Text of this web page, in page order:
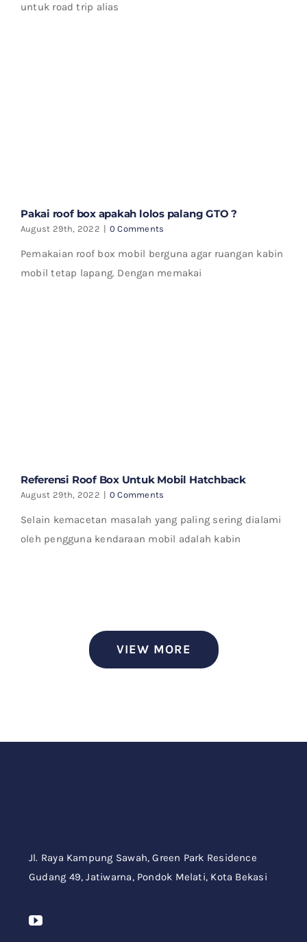
untuk road trip alias
Pakai roof box apakah lolos palang GTO ?
August 29th, 2022 | 0 Comments
Pemakaian roof box mobil berguna agar ruangan kabin
mobil tetap lapang. Dengan memakai
Referensi Roof Box Untuk Mobil Hatchback
August 29th, 2022 | 0 Comments
Selain kemacetan masalah yang paling sering dialami
oleh pengguna kendaraan mobil adalah kabin
VIEW MORE
Jl. Raya Kampung Sawah,Green Park Residence
Gudang 49,Jatiwarna, Pondok Melati, Kota Bekasi